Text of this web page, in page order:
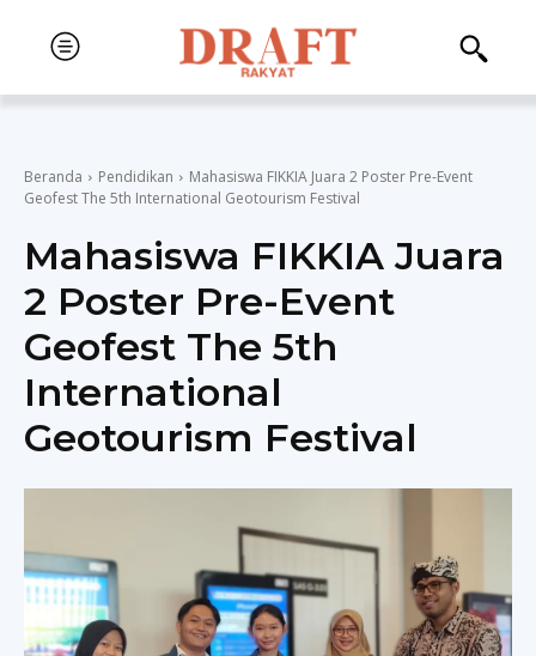
Beranda Pendidikan
Mahasiswa FIKKIA Juara 2 Poster Pre-Event
Geofest The 5th International Geotourism Festival
Mahasiswa FIKKIA Juara
2 Poster Pre-Event
Geofest The 5th
International
Geotourism Festival